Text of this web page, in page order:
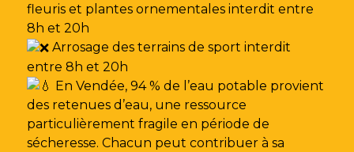
fleuris et plantes ornementales interdit entre
8h et 20h
Arrosage des terrains de sport interdit
entre 8h et 20h
En Vendée, 94 % de l’eau potable provient
des retenues d’eau, une ressource
particulièrement fragile en période de
sécheresse. Chacun peut contribuer à sa